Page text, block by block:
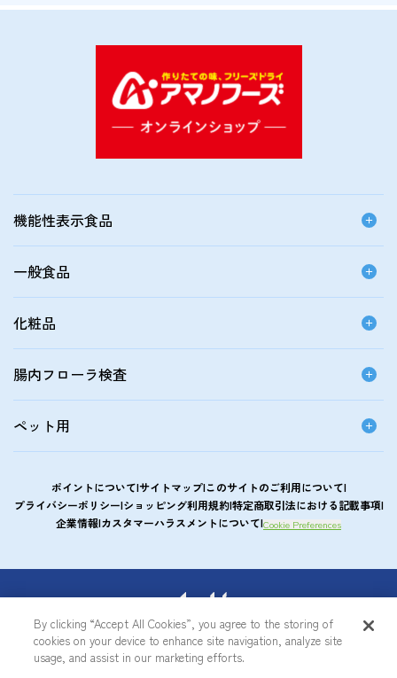
機能性表示食品
一般食品
化粧品
腸内フローラ検査
ペット用
ポイントについて サイトマップこのサイトのご利用について
プライバシーポリシー ショッピング利用規約特定商取引法における記載事項
企業情報 カスタマーハラスメントについて Cookie Preferences
アサヒカルピスウエルネスショップ
© Asahi Group Foods, Ltd.
By clicking “Accept All Cookies”, you agree to the storing of
cookies on your device to enhance site navigation, analyze site
usage, and assist in our marketing efforts.